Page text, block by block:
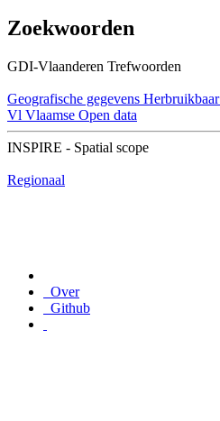
Zoekwoorden
GDI-Vlaanderen Trefwoorden
Geografische gegevens Herbruikbaar
Vl Vlaamse Open data
INSPIRE - Spatial scope
Regionaal
Over
Github